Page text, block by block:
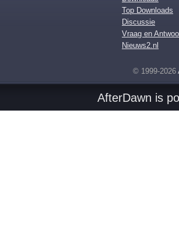
Top Downloads
Discussie
Vraag en
Nieuws2.nl
© 1999-2026
AfterDawn is